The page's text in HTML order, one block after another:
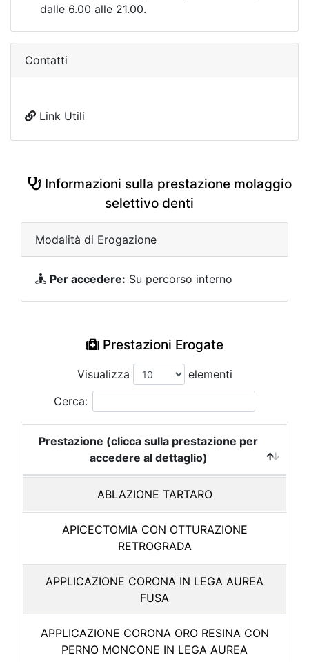
dalle 6.00 alle 21.00.
Contatti
Link Utili
Informazioni sulla prestazione molaggio
selettivo denti
Modalità di Erogazione
Per accedere: Su percorso interno
Prestazioni Erogate
Visualizza
elementi
Cerca:
Prestazione (clicca sulla prestazione per
accedere al dettaglio)
ABLAZIONE TARTARO
APICECTOMIA CON OTTURAZIONE
RETROGRADA
APPLICAZIONE CORONA IN LEGA AUREA
FUSA
APPLICAZIONE CORONA ORO RESINA CON
PERNO MONCONE IN LEGA AUREA